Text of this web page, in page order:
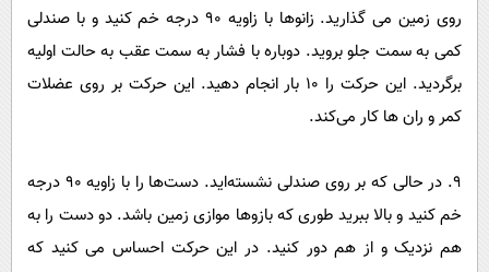
روی زمین می گذارید. زانوها با زاویه 90 درجه خم کنید و با صندلی
کمی به سمت جلو بروید. دوباره با فشار به سمت عقب به حالت اولیه
برگردید. این حرکت را 10 بار انجام دهید. این حرکت بر روی عضلات
کمر و ران ها کار می‌کند.
9. در حالی که بر روی صندلی نشسته‌اید. دست‌ها را با زاویه 90 درجه
خم کنید و بالا ببرید طوری که بازوها موازی زمین باشد. دو دست را به
هم نزدیک و از هم دور کنید. در این حرکت احساس می کنید که